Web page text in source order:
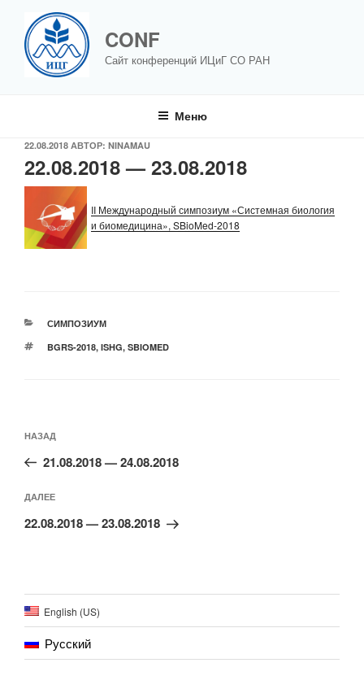
содержимому
CONF
Сайт конференций ИЦиГ СО РАН
Меню
ОПУБЛИКОВАНО
22.08.2018 АВТОР: NINAMAU
22.08.2018 — 23.08.2018
II Международный симпозиум «Системная биология
и биомедицина», SBioMed-2018
РУБРИКИ
СИМПОЗИУМ
МЕТКИ
BGRS-2018, ISHG, SBIOMED
по
Предыдущая
запись:
НАЗАД
21.08.2018 — 24.08.2018
Следующая
запись
ДАЛЕЕ
22.08.2018 — 23.08.2018
English (US)
Русский